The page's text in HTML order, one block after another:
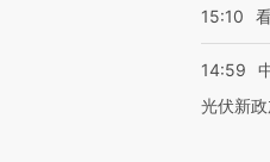
15:10
14:59
光伏新